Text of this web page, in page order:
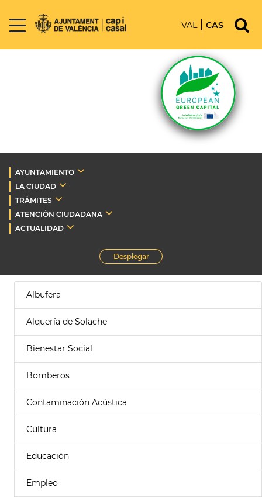
VAL CAS
AYUNTAMIENTO
LA CIUDAD
TRÁMITES
ATENCIÓN CIUDADANA
ACTUALIDAD
Desplegar
Albufera
Alquería de Solache
Bienestar Social
Bomberos
Contaminación Acústica
Cultura
Educación
Empleo